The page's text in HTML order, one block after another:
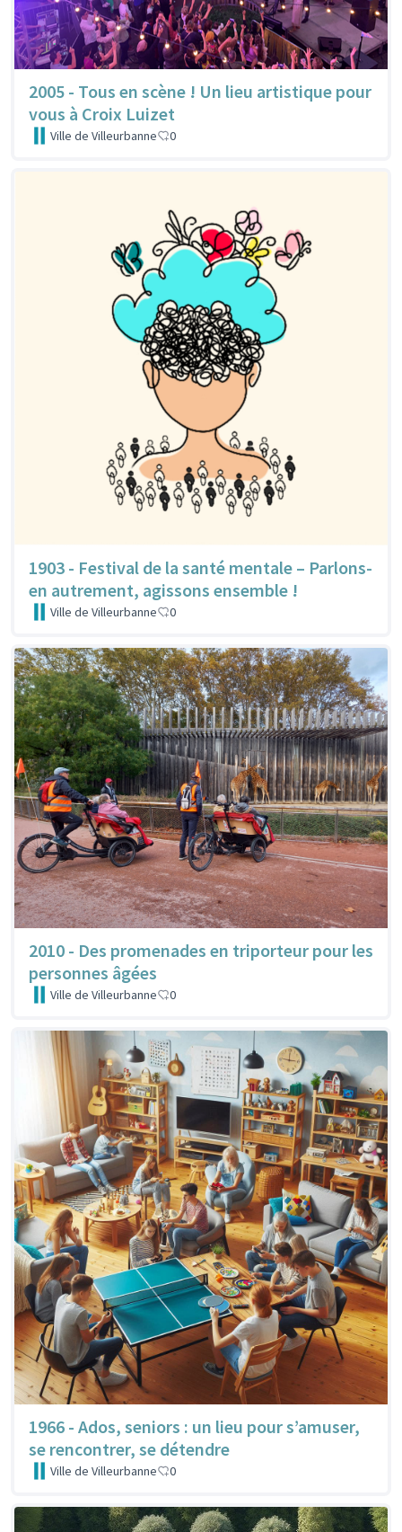
2005 - Tous en scène ! Un lieu artistique pour
vous à Croix Luizet
Ville de Villeurbanne 0
1903 - Festival de la santé mentale – Parlons-
en autrement, agissons ensemble !
Ville de Villeurbanne 0
2010 - Des promenades en triporteur pour les
personnes âgées
Ville de Villeurbanne 0
1966 - Ados, seniors : un lieu pour s’amuser,
se rencontrer, se détendre
Ville de Villeurbanne 0